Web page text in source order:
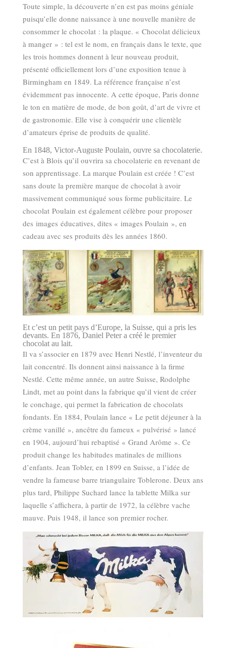
Toute simple, la découverte n’en est pas moins géniale
puisqu’elle donne naissance à une nouvelle manière de
consommer le chocolat : la plaque. « Chocolat délicieux
à manger » : tel est le nom, en français dans le texte, que
les trois hommes donnent à leur nouveau produit,
présenté officiellement lors d’une exposition tenue à
Birmingham en 1849. La référence française n’est
évidemment pas innocente. A cette époque, Paris donne
le ton en matière de mode, de bon goût, d’art de vivre et
de gastronomie. Elle vise à conquérir une clientèle
d’amateurs éprise de produits de qualité.
En 1848, Victor-Auguste Poulain, ouvre sa chocolaterie.
C’est à Blois qu’il ouvrira sa chocolaterie en revenant de
son apprentissage. La marque Poulain est créée ! C’est
sans doute la première marque de chocolat à avoir
massivement communiqué sous forme publicitaire. Le
chocolat Poulain est également célèbre pour proposer
des images éducatives, dites « images Poulain », en
cadeau avec ses produits dès les années 1860.
Et c’est un petit pays d’Europe, la Suisse, qui a pris les
devants. En 1876, Daniel Peter a créé le premier
chocolat au lait.
Il va s’associer en 1879 avec Henri Nestlé, l’inventeur du
lait concentré. Ils donnent ainsi naissance à la firme
Nestlé. Cette même année, un autre Suisse, Rodolphe
Lindt, met au point dans la fabrique qu’il vient de créer
le conchage, qui permet la fabrication de chocolats
fondants. En 1884, Poulain lance « Le petit déjeuner à la
crème vanillé », ancêtre du fameux « pulvérisé » lancé
en 1904, aujourd’hui rebaptisé « Grand Arôme ». Ce
produit change les habitudes matinales de millions
d’enfants. Jean Tobler, en 1899 en Suisse, a l’idée de
vendre la fameuse barre triangulaire Toblerone. Deux ans
plus tard, Philippe Suchard lance la tablette Milka sur
laquelle s’affichera, à partir de 1972, la célèbre vache
mauve. Puis 1948, il lance son premier rocher.